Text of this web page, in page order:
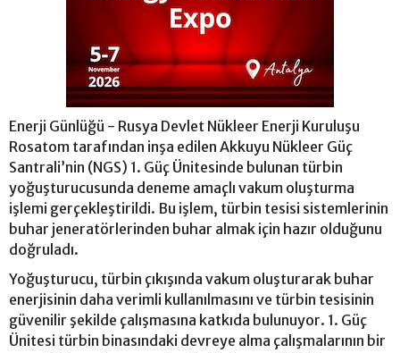
Enerji Günlüğü - Rusya Devlet Nükleer Enerji Kuruluşu
Rosatom tarafından inşa edilen Akkuyu Nükleer Güç
Santrali’nin (NGS) 1. Güç Ünitesinde bulunan türbin
yoğuşturucusunda deneme amaçlı vakum oluşturma
işlemi gerçekleştirildi. Bu işlem, türbin tesisi sistemlerinin
buhar jeneratörlerinden buhar almak için hazır olduğunu
doğruladı.
Yoğuşturucu, türbin çıkışında vakum oluşturarak buhar
enerjisinin daha verimli kullanılmasını ve türbin tesisinin
güvenilir şekilde çalışmasına katkıda bulunuyor. 1. Güç
Ünitesi türbin binasındaki devreye alma çalışmalarının bir